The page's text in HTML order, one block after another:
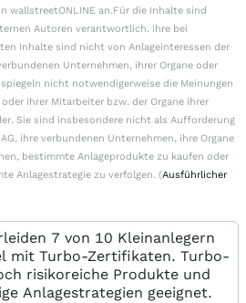
wallstreetONLINE an.Für die Inhalte sind
Autoren verantwortlich. Ihre bei
Inhalte sind nicht von Anlageinteressen der
Unternehmen, ihrer Organe oder
nicht notwendigerweise die Meinungen
ihrer Mitarbeiter bzw. der Organe ihrer
Sie sind insbesondere nicht als Aufforderung
ihre verbundenen Unternehmen, ihre Organe
bestimmte Anlageprodukte zu kaufen oder
Anlagestrategie zu verfolgen. (Ausführlicher
7 von 10 Kleinanlegern
mit Turbo-Zertifikaten. Turbo-
risikoreiche Produkte und
Anlagestrategien geeignet.